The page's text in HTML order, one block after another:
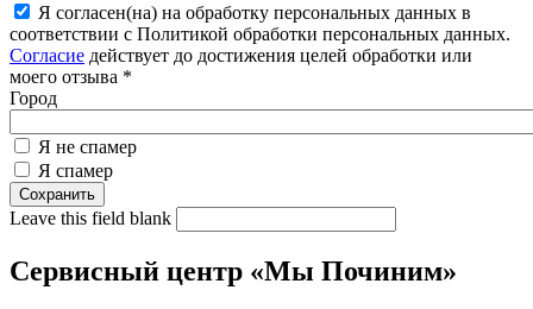
Я согласен(на) на обработку персональных данных в
соответствии с Политикой обработки персональных данных.
Согласие действует до достижения целей обработки или
моего отзыва *
Город
Я не спамер
Я спамер
Leave this field blank
Сервисный центр «Мы Починим»